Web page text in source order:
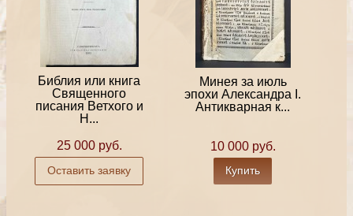
Библия или книга
Священного
писания Ветхого и
Н...
25 000 руб.
Оставить заявку
Минея за июль
эпохи Александра I.
Антикварная к...
10 000 руб.
Купить